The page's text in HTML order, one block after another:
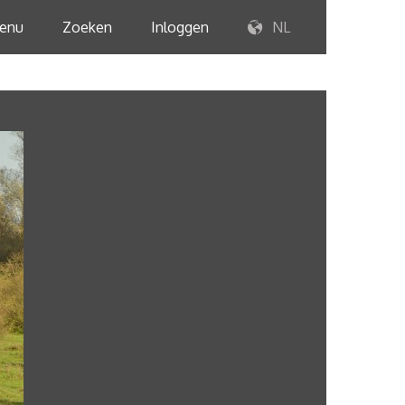
Zoeken Inloggen NL